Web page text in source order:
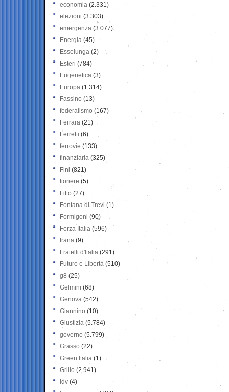
economia (2.331)
elezioni (3.303)
emergenza (3.077)
Energia (45)
Esselunga (2)
Esteri (784)
Eugenetica (3)
Europa (1.314)
Fassino (13)
federalismo (167)
Ferrara (21)
Ferretti (6)
ferrovie (133)
finanziaria (325)
Fini (821)
fioriere (5)
Fitto (27)
Fontana di Trevi (1)
Formigoni (90)
Forza Italia (596)
frana (9)
Fratelli d'Italia (291)
Futuro e Libertà (510)
g8 (25)
Gelmini (68)
Genova (542)
Giannino (10)
Giustizia (5.784)
governo (5.799)
Grasso (22)
Green Italia (1)
Grillo (2.941)
Idv (4)